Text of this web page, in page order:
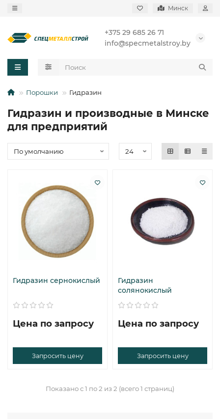
Минск
+375 29 685 26 71
info@specmetalstroy.by
Порошки Гидразин
Гидразин и производные в Минске
для предприятий
Гидразин сернокислый
Цена по запросу
Запросить цену
Гидразин
солянокислый
Цена по запросу
Запросить цену
Показано с 1 по 2 из 2 (всего 1 страниц)